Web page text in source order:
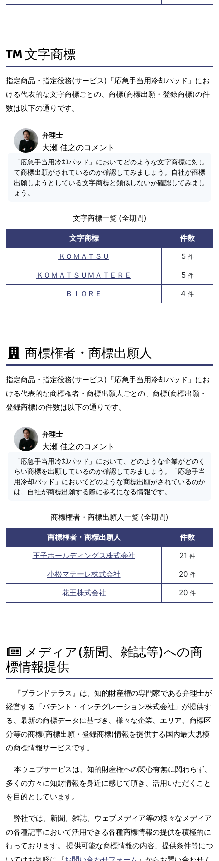
文字商標
指定商品・指定役務(サービス)「応急手当用冷却パッド」にお
ける代表的な文字商標ごとの、商標(商標出願・登録商標)の件
数は以下の通りです。
弁理士
大瀬 佳之のコメント
「応急手当用冷却パッド」においてどのような文字商標に対し
て商標出願がされているのか確認してみましょう。自社が商標
出願しようとしている文字商標と類似しないか確認してみまし
ょう。
文字商標一覧 (全期間)
文字商標
件数
ＫＯＭＡＴＳＵ
5 件
ＫＯＭＡＴＳＵＭＡＴＥＲＥ 5 件
ＢＩＯＲＥ 4 件
商標権者・商標出願人
指定商品・指定役務(サービス)「応急手当用冷却パッド」にお
ける代表的な商標権者・商標出願人ごとの、商標(商標出願・
登録商標)の件数は以下の通りです。
弁理士
大瀬 佳之のコメント
「応急手当用冷却パッド」において、どのような企業がどのく
らい商標を出願しているのか確認してみましょう。「応急手当
用冷却パッド」においてどのような商標出願がされているのか
は、自社が商標出願する際に参考になる情報です。
商標権者・商標出願人一覧 (全期間)
商標権者・商標出願人
件数
王子ホールディングス株式会社
21 件
小松マテーレ株式会社 20 件
花王株式会社 20 件
メディア(新聞、雑誌等)への商
標情報提供
『ブランドテラス』は、知的財産権の専門家である弁理士が
経営する「パテント・インテグレーション株式会社」が提供す
る、最新の商標データに基づき、様々な企業、エリア、商標区
分等の商標(商標出願・登録商標)情報を提供する国内最大規模
の商標情報サービスです。
本ウェブサービスは、知的財産権への関心有無に関わらず、
多くの方々に知財情報を身近に感じて頂き、活用いただくこと
を目的としています。
弊社では、新聞、雑誌、ウェブメディア等の様々なメディア
の各種記事において活用できる各種商標情報の提供を積極的に
行っております。 提供可能な商標情報の内容、提供条件等につ